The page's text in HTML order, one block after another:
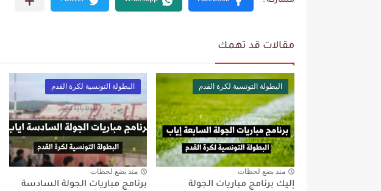
مقالات قد تهمك
البطولة التونسية لكرة القدم
منذ بضع لحظات
إليك برنامج مباريات الجولة
البطولة التونسية لكرة القدم
منذ بضع لحظات
برنامج مباريات الجولة السادسة